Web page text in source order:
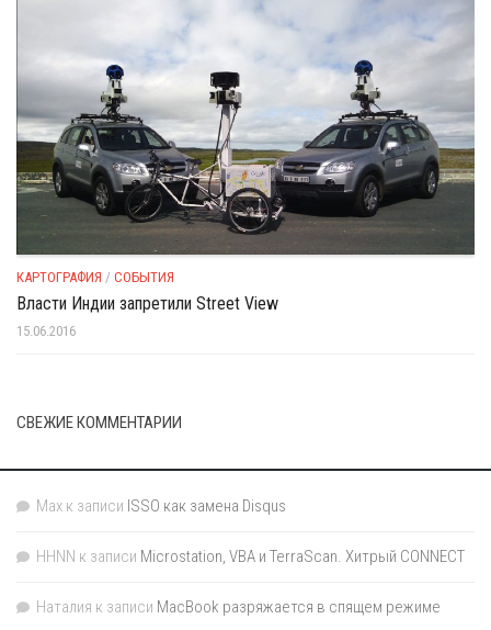
КАРТОГРАФИЯ / СОБЫТИЯ
Власти Индии запретили Street View
15.06.2016
СВЕЖИЕ КОММЕНТАРИИ
Max к записи ISSO как замена Disqus
HHNN к записи Microstation, VBA и TerraScan. Хитрый CONNECT
Наталия к записи MacBook разряжается в спящем режиме